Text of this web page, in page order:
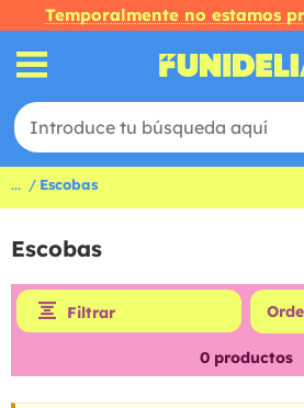
Temporalmente no estamos
... Escobas
Escobas
Filtrar
0productos